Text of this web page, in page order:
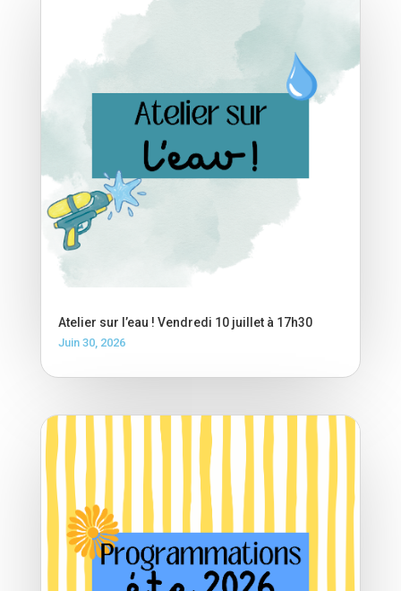
Atelier sur l’eau ! Vendredi 10 juillet à 17h30
Juin 30, 2026